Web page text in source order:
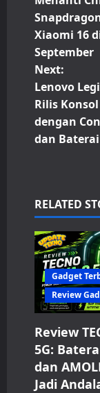
o
s
t
n
a
g
a
t
i
o
n
Xiaomi 16
September
Next:
Lenovo
Rilis
dengan
dan
RELATED
Gadget
Review
Review
5G:
dan
Jadi